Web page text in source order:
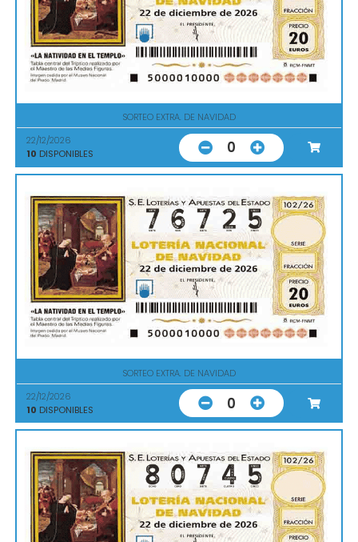
SORTEO EXTRA. DE NAVIDAD
22/12/2026
10 DISPONIBLES 0
SORTEO EXTRA. DE NAVIDAD
22/12/2026
10 DISPONIBLES 0